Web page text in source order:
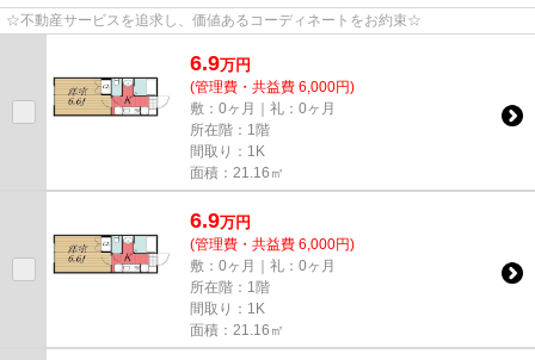
☆不動産サービスを追求し、価値あるコーディネートをお約束☆
6.9万円
(管理費・共益費 6,000円)
敷：0ヶ月｜礼：0ヶ月
所在階：1階
間取り：1K
面積：21.16㎡
6.9万円
(管理費・共益費 6,000円)
敷：0ヶ月｜礼：0ヶ月
所在階：1階
間取り：1K
面積：21.16㎡